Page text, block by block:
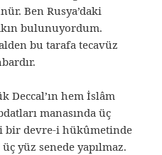
Ben Rusya’daki
bulunuyordum.
bu tarafa tecavüz
Deccal’ın hem İslâm
manasında üç
bir devre-i hükûmetinde
yüz senede yapılmaz.